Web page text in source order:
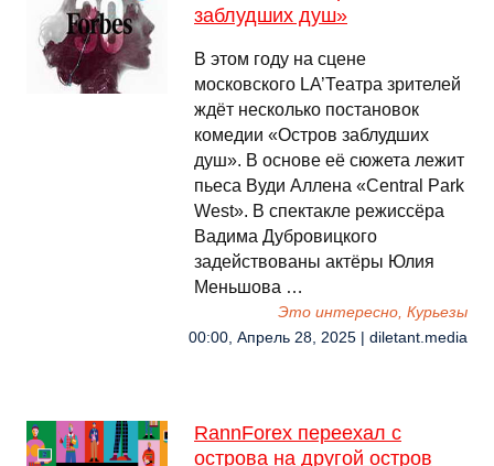
заблудших душ»
В этом году на сцене
московского LA’Театра зрителей
ждёт несколько постановок
комедии «Остров заблудших
душ». В основе её сюжета лежит
пьеса Вуди Аллена «Central Park
West». В спектакле режиссёра
Вадима Дубровицкого
задействованы актёры Юлия
Меньшова …
Это интересно, Курьезы
00:00, Апрель 28, 2025 | diletant.media
RannForex переехал с
острова на другой остров